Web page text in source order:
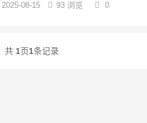
2025-08-15 93 浏览 0
共 1页1条记录